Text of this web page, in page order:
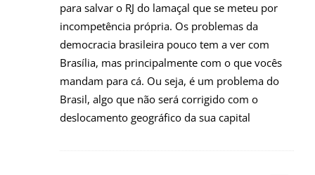
para salvar o RJ do lamaçal que se meteu por
incompetência própria. Os problemas da
democracia brasileira pouco tem a ver com
Brasília, mas principalmente com o que vocês
mandam para cá. Ou seja, é um problema do
Brasil, algo que não será corrigido com o
deslocamento geográfico da sua capital